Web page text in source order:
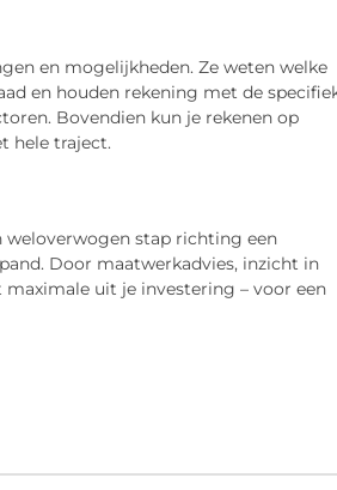
en mogelijkheden. Ze weten welke
en houden rekening met de
Bovendien kun je rekenen op
hele traject.
weloverwogen stap richting een
Door maatwerkadvies, inzicht in
maximale uit je investering – voor een